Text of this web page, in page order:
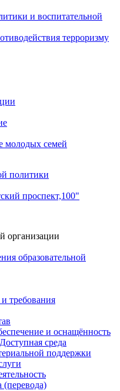
и воспитательной
терроризму
молодых семей
политики
проспект,100"
организации
образовательной
требования
и оснащённость
среда
поддержки
(перевода)